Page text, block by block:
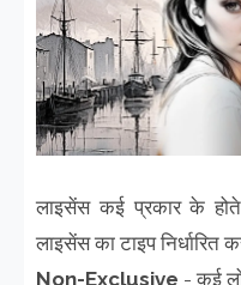
लाइसेंस कई प्रकार के
लाइसेंस का टाइप निर्धारित
Non-Exclusive - कई